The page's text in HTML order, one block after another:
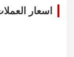
اسعار